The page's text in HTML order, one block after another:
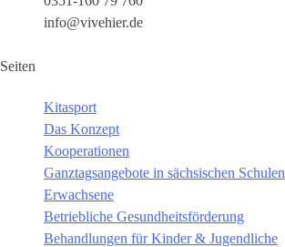
info@vivehier.de
Seiten
Kitasport
Das Konzept
Kooperationen
Ganztagsangebote in sächsischen Schulen
Erwachsene
Betriebliche Gesundheitsförderung
Behandlungen für Kinder & Jugendliche